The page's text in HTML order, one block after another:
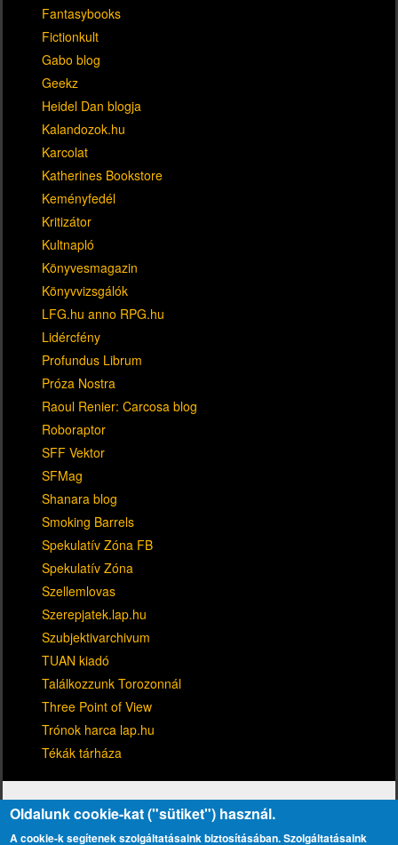
Fantasybooks
Fictionkult
Gabo blog
Geekz
Heidel Dan blogja
Kalandozok.hu
Karcolat
Katherines Bookstore
Keményfedél
Kritizátor
Kultnapló
Könyvesmagazin
Könyvvizsgálók
LFG.hu anno RPG.hu
Lidércfény
Profundus Librum
Próza Nostra
Raoul Renier: Carcosa blog
Roboraptor
SFF Vektor
SFMag
Shanara blog
Smoking Barrels
Spekulatív Zóna FB
Spekulatív Zóna
Szellemlovas
Szerepjatek.lap.hu
Szubjektivarchivum
TUAN kiadó
Találkozzunk Torozonnál
Three Point of View
Trónok harca lap.hu
Tékák tárháza
Oldalunk cookie-kat ("sütiket") használ.
A cookie-k segítenek szolgáltatásaink biztosításában. Szolgáltatásaink